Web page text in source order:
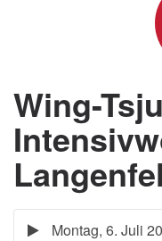
Wing-
Montag, 6. Juli